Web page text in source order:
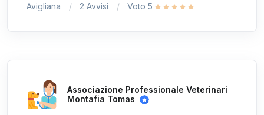
Avigliana 2 Avvisi Voto 5
Associazione Professionale Veterinari
Montafia Tomas